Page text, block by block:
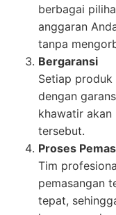
berbagai
anggaran
tanpa
Bergaransi
Setiap
dengan
khawatir akan
tersebut.
Proses
Tim
pemasangan
tepat,